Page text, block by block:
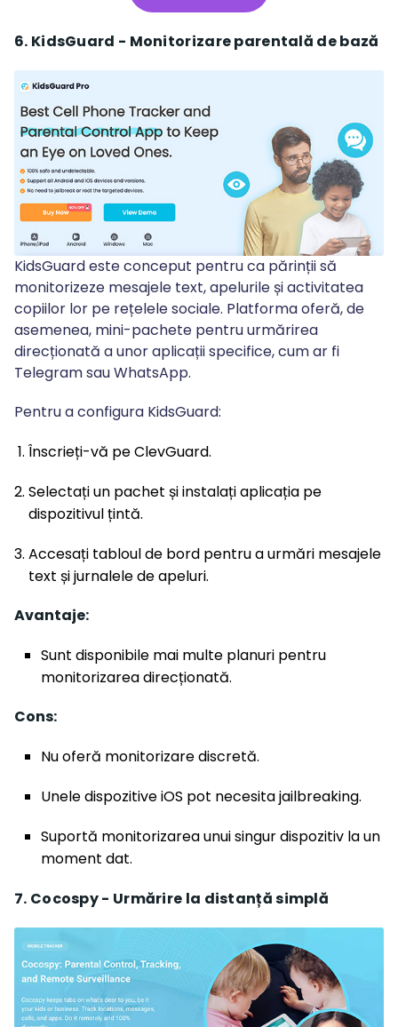
6. KidsGuard - Monitorizare parentală de bază
KidsGuard este conceput pentru ca părinții să
monitorizeze mesajele text, apelurile și activitatea
copiilor lor pe rețelele sociale. Platforma oferă, de
asemenea, mini-pachete pentru urmărirea
direcționată a unor aplicații specifice, cum ar fi
Telegram sau WhatsApp.
Pentru a configura KidsGuard:
Înscrieți-vă pe ClevGuard.
Selectați un pachet și instalați aplicația pe
dispozitivul țintă.
Accesați tabloul de bord pentru a urmări mesajele
text și jurnalele de apeluri.
Avantaje:
Sunt disponibile mai multe planuri pentru
monitorizarea direcționată.
Cons:
Nu oferă monitorizare discretă.
Unele dispozitive iOS pot necesita jailbreaking.
Suportă monitorizarea unui singur dispozitiv la un
moment dat.
7. Cocospy - Urmărire la distanță simplă